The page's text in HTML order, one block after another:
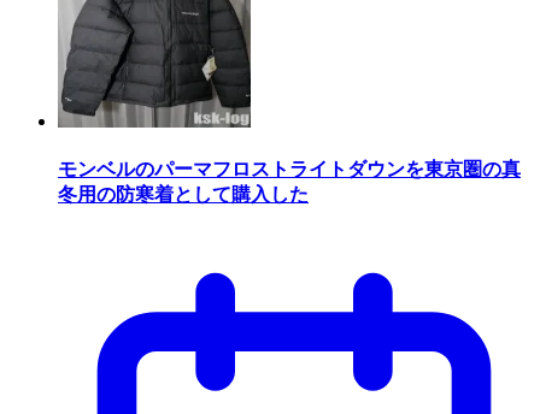
モンベルのパーマフロストライトダウンを東京圏の真
冬用の防寒着として購入した